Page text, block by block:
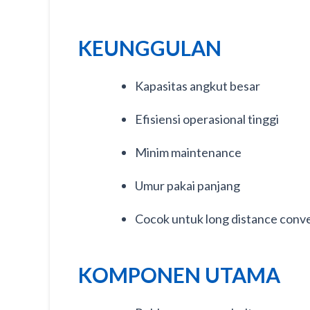
KEUNGGULAN
Kapasitas angkut besar
Efisiensi operasional tinggi
Minim maintenance
Umur pakai panjang
Cocok untuk long distance
KOMPONEN UTAMA